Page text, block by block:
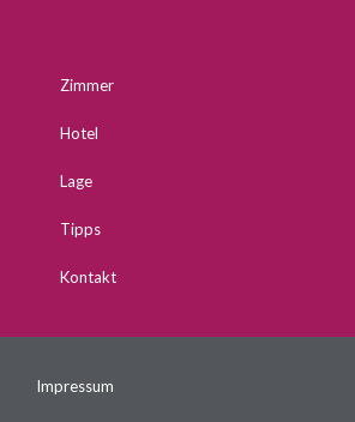
Zimmer
Hotel
Lage
Tipps
Kontakt
Impressum